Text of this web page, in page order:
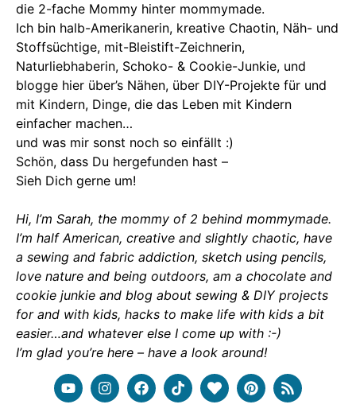
die 2-fache Mommy hinter mommymade.
Ich bin halb-Amerikanerin, kreative Chaotin, Näh- und
Stoffsüchtige, mit-Bleistift-Zeichnerin,
Naturliebhaberin, Schoko- & Cookie-Junkie, und
blogge hier über’s Nähen, über DIY-Projekte für und
mit Kindern, Dinge, die das Leben mit Kindern
einfacher machen…
und was mir sonst noch so einfällt :)
Schön, dass Du hergefunden hast –
Sieh Dich gerne um!
Hi, I’m Sarah, the mommy of 2 behind mommymade.
I’m half American, creative and slightly chaotic, have
a sewing and fabric addiction, sketch using pencils,
love nature and being outdoors, am a chocolate and
cookie junkie and blog about sewing & DIY projects
for and with kids, hacks to make life with kids a bit
easier…and whatever else I come up with :-)
I’m glad you’re here – have a look around!